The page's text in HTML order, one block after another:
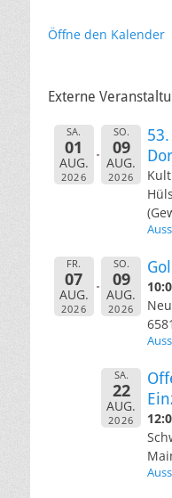
Öffne den Kalender
Externe
SA.
01
AUG.
2026
SO.
09
AUG.
2026
FR.
07
AUG.
2026
SO.
09
AUG.
2026
SA.
22
AUG.
2026